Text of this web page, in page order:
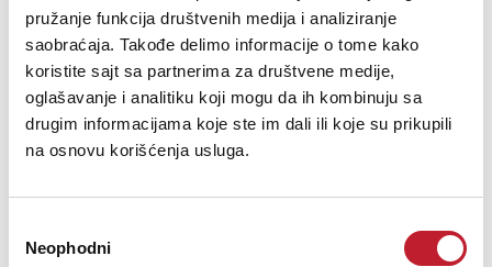
pružanje funkcija društvenih medija i analiziranje
saobraćaja. Takođe delimo informacije o tome kako
koristite sajt sa partnerima za društvene medije,
oglašavanje i analitiku koji mogu da ih kombinuju sa
drugim informacijama koje ste im dali ili koje su prikupili
na osnovu korišćenja usluga.
сагласности
Neophodni
NAPOMENA: Uređaj nije uračunat u cenu Decksavera! Patented
smoked/clear transparency, unique to Decksaver. Protects
against dust, liquid and impacts. ...
Šifra: 18193